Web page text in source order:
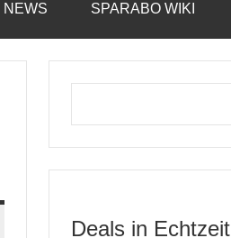
NEWS SPARABO WIKI
Deals in Echtzeit